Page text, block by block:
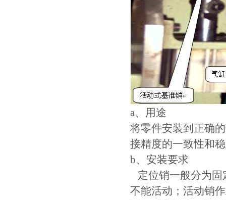
a、用途
将零件安装到正确
接精度的一致性和
b、安装要求
定位销一般分为固
不能活动；活动销